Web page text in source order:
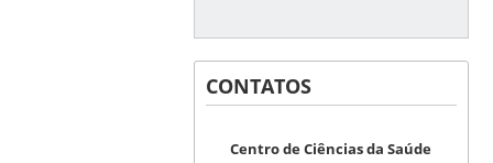
CONTATOS
Centro de Ciências da Saúde